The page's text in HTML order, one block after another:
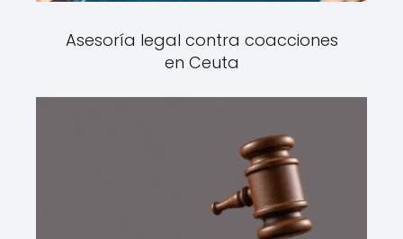
Asesoría legal contra coacciones
en Ceuta